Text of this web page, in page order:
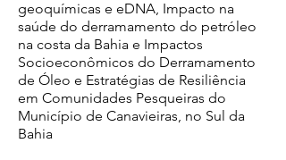
geoquímicas e eDNA, Impacto na
saúde do derramamento do petróleo
na costa da Bahia e Impactos
Socioeconômicos do Derramamento
de Óleo e Estratégias de Resiliência
em Comunidades Pesqueiras do
Município de Canavieiras, no Sul da
Bahia